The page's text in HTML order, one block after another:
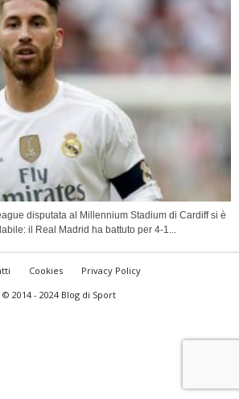
disputata al Millennium Stadium di Cardiff si è
il Real Madrid ha battuto per 4-1...
Cookies
Privacy Policy
© 2014 - 2024 Blog di Sport